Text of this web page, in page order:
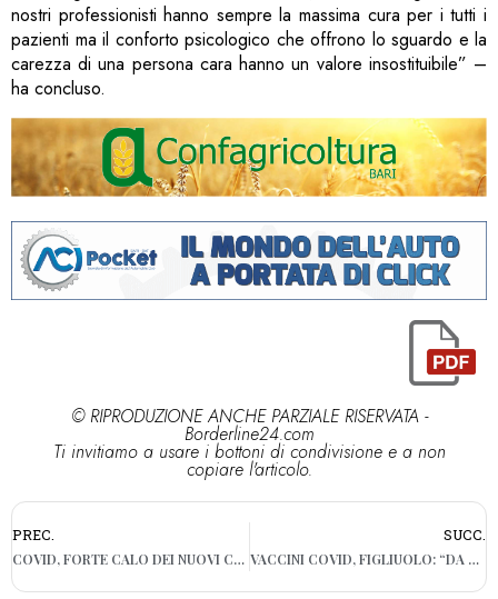
nostri professionisti hanno sempre la massima cura per i tutti i
pazienti ma il conforto psicologico che offrono lo sguardo e la
carezza di una persona cara hanno un valore insostituibile” –
ha concluso.
© RIPRODUZIONE ANCHE PARZIALE RISERVATA -
Borderline24.com
Ti invitiamo a usare i bottoni di condivisione e a non
copiare l'articolo.
PREC.
COVID, FORTE CALO DEI NUOVI CONTAGI: 877 CASI SU 11.893 TEST (7,37%). MENO RICOVERI: 1.714
SUCC.
VACCINI COVID, FIGLIUOLO: “DA LUNEDÌ PROSSIMO AL VIA LE PRENOTAZIONI PER GLI OVER 50”